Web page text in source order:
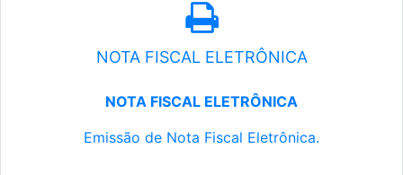
NOTA FISCAL ELETRÔNICA
NOTA FISCAL ELETRÔNICA
Emissão de Nota Fiscal Eletrônica.